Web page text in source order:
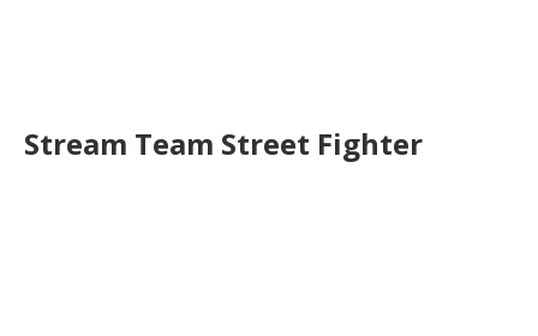
Stream Team Street Fighter